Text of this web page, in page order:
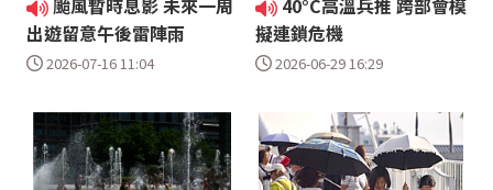
颱風暫時息影 未來一周
出遊留意午後雷陣雨
2026-07-16 11:04
40°C高溫兵推 跨部會模
擬連鎖危機
2026-06-29 16:29